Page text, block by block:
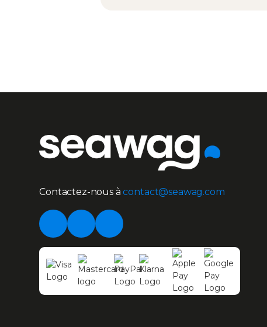
Rejoignez Notre Communauté !
Contactez-nous àcontact@seawag.com